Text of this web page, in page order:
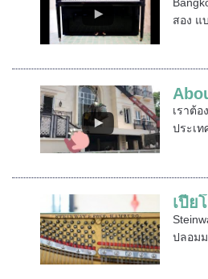
สอง แ
เราต้
ประเท
เปีย
ปลอม